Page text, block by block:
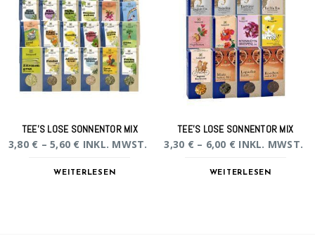
TEE’S LOSE SONNENTOR MIX
3,80 € –5,60 € INKL. MWST.
WEITERLESEN
TEE’S LOSE SONNENTOR MIX
3,30 € – 6,00 € INKL. MWST.
WEITERLESEN